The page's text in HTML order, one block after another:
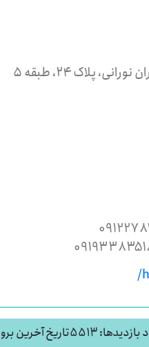
پلاک ۲۴، طبقه ۵
5513 تاریخ آخرین بروزرسانی: